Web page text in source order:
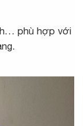
phù hợp với